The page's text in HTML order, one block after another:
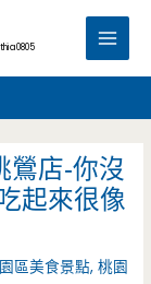
Main
鶯店-你沒
起來很像
區美食景點,桃園